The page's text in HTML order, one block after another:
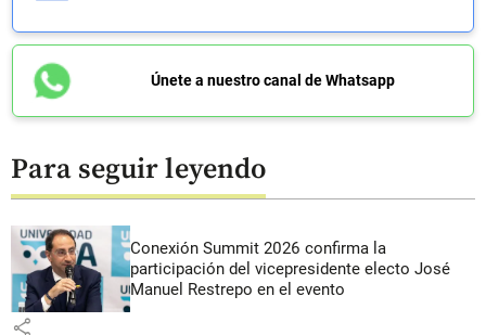
Únete a nuestro canal de Whatsapp
Para seguir leyendo
Conexión Summit 2026 confirma la
participación del vicepresidente electo José
Manuel Restrepo en el evento
share